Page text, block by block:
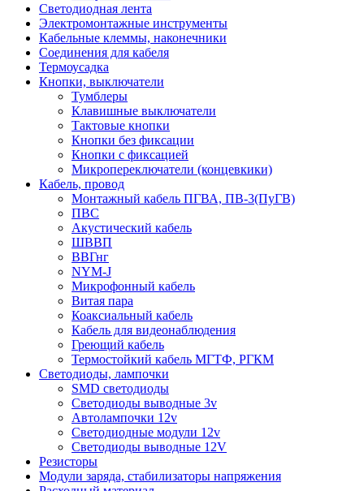
Светодиодная лента
Электромонтажные инструменты
Кабельные клеммы, наконечники
Соединения для кабеля
Термоусадка
Кнопки, выключатели
Тумблеры
Клавишные выключатели
Тактовые кнопки
Кнопки без фиксации
Кнопки с фиксацией
Микропереключатели (концевкики)
Кабель, провод
Монтажный кабель ПГВА, ПВ-3(ПуГВ)
ПВС
Акустический кабель
ШВВП
ВВГнг
NYM-J
Микрофонный кабель
Витая пара
Коаксиальный кабель
Кабель для видеонаблюдения
Греющий кабель
Термостойкий кабель МГТФ, РГКМ
Светодиоды, лампочки
SMD светодиоды
Светодиоды выводные 3v
Автолампочки 12v
Светодиодные модули 12v
Светодиоды выводные 12V
Резисторы
Модули заряда, стабилизаторы напряжения